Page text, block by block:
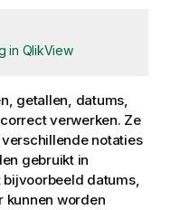
in QlikView
getallen, datums,
verwerken. Ze
notaties
gebruikt in
bijvoorbeeld datums,
kunnen worden